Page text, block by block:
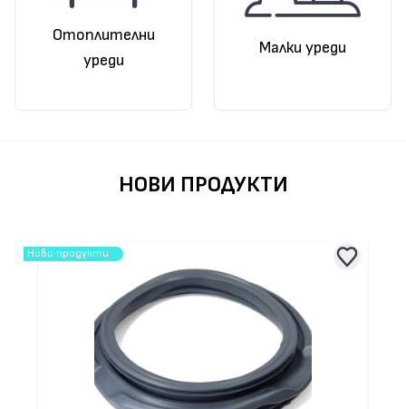
Отоплителни
уреди
Малки уреди
НОВИ ПРОДУКТИ
Нови продукти